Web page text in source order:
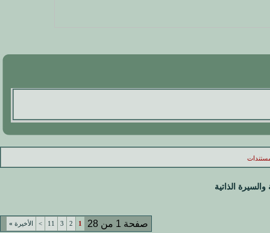
الذاتية
صفحة 1 من 28 1
2
3
11
> الأخيرة »